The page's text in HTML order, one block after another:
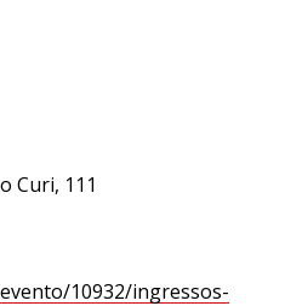
Curi, 111
10932/ingressos-